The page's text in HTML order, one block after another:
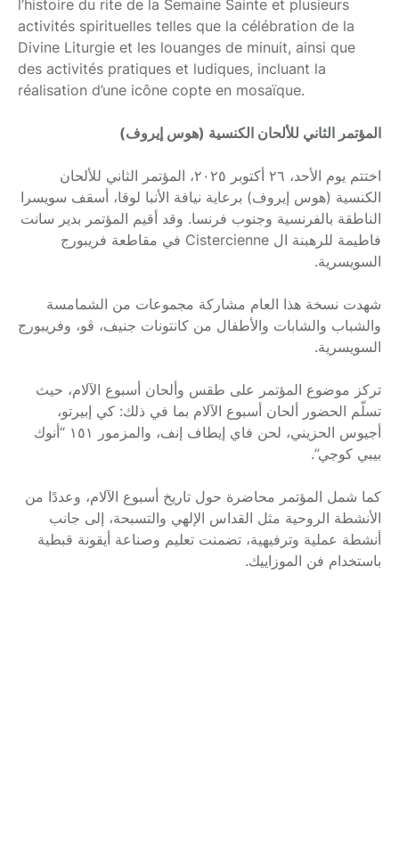
l’histoire du rite de la Semaine Sainte et plusieurs
activités spirituelles telles que la célébration de la
Divine Liturgie et les louanges de minuit, ainsi que
des activités pratiques et ludiques, incluant la
réalisation d’une icône copte en mosaïque.
المؤتمر الثاني للألحان الكنسية (هوس إيروف)
اختتم يوم الأحد، ٢٦ أكتوبر ٢٠٢٥، المؤتمر الثاني للألحان
الكنسية (هوس إيروف) برعاية نيافة الأنبا لوقا، أسقف سويسرا
الناطقة بالفرنسية وجنوب فرنسا. وقد أقيم المؤتمر بدير سانت
فاطيمة للرهبنة ال Cistercienne في مقاطعة فريبورج
السويسرية.
شهدت نسخة هذا العام مشاركة مجموعات من الشمامسة
والشباب والشابات والأطفال من كانتونات جنيف، ڤو، وفريبورج
السويسرية.
تركز موضوع المؤتمر على طقس وألحان أسبوع الآلام، حيث
تسلّم الحضور ألحان أسبوع الآلام بما في ذلك: كي إبيرتو،
أجيوس الحزيني، لحن فاي إيطاف إنف، والمزمور ١٥١ “أنوك
بيبي كوجي”.
كما شمل المؤتمر محاضرة حول تاريخ أسبوع الآلام، وعددًا من
الأنشطة الروحية مثل القداس الإلهي والتسبحة، إلى جانب
أنشطة عملية وترفيهية، تضمنت تعليم وصناعة أيقونة قبطية
باستخدام فن الموزاييك.